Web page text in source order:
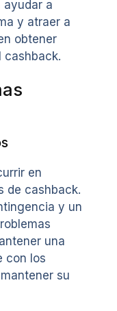
ayudar a
y atraer a
obtener
cashback.
en
de cashback.
y un
una
con los
su